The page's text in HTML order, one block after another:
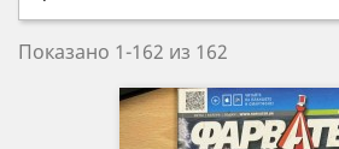
Показано 1-162 из 162